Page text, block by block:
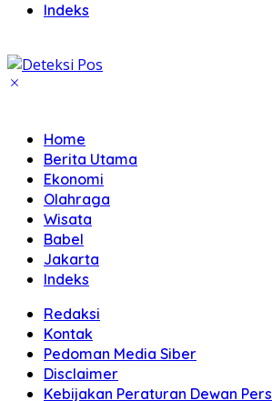
Indeks
Home
Berita Utama
Ekonomi
Olahraga
Wisata
Babel
Jakarta
Indeks
Redaksi
Kontak
Pedoman Media Siber
Disclaimer
Kebijakan Peraturan Dewan Pers